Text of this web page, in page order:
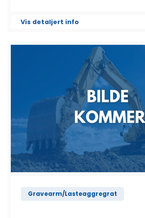
Vis detaljert info
Gravearm/Lasteaggregrat